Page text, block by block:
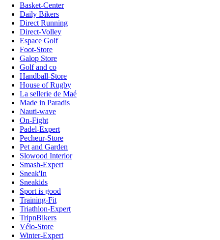
Basket-Center
Daily Bikers
Direct Running
Direct-Volley
Espace Golf
Foot-Store
Galop Store
Golf and co
Handball-Store
House of Rugby
La sellerie de Maé
Made in Paradis
Nauti-wave
On-Fight
Padel-Expert
Pecheur-Store
Pet and Garden
Slowood Interior
Smash-Expert
Sneak'In
Sneakids
Sport is good
Training-Fit
Triathlon-Expert
TripnBikers
Vélo-Store
Winter-Expert